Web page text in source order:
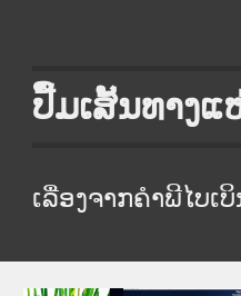
ປື້ມເສັ້ນທາງແ
ເລື່ອງຈາກຄໍາພີໄບເ